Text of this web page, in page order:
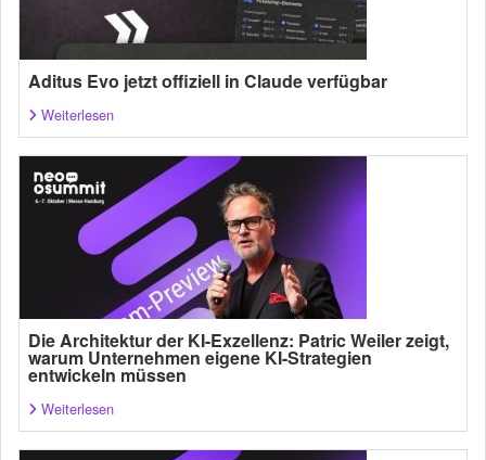
Aditus Evo jetzt offiziell in Claude verfügbar
Weiterlesen
Die Architektur der KI-Exzellenz: Patric Weiler zeigt,
warum Unternehmen eigene KI-Strategien
entwickeln müssen
Weiterlesen